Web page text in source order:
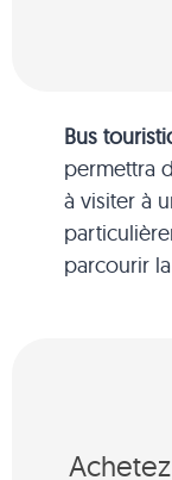
Bus
permettra
à visiter à
parcourir